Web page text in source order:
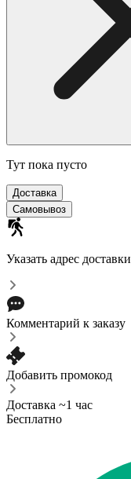
Тут пока пусто
Доставка
Самовывоз
Указать адрес доставки
Комментарий к заказу
Добавить промокод
Доставка ~1 час
Бесплатно